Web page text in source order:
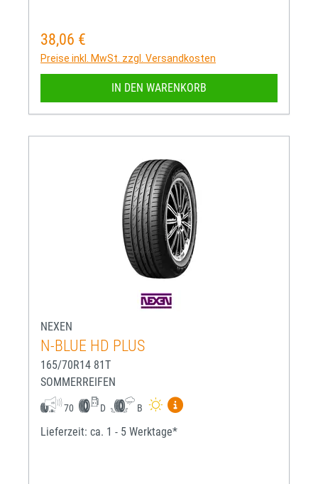
Regulärer Preis:
38,06 €
Preise inkl. MwSt. zzgl. Versandkosten
IN DEN WARENKORB
NEXEN
N-BLUE HD PLUS
165/70R14 81T
SOMMERREIFEN
70 D B
Mehr Informationen zum
Lieferzeit: ca. 1 - 5 Werktage*